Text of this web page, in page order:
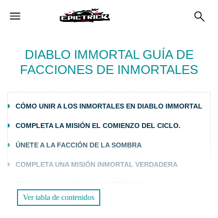
DIABLO IMMORTAL GUÍA DE
FACCIONES DE INMORTALES
CÓMO UNIR A LOS INMORTALES EN DIABLO IMMORTAL
COMPLETA LA MISIÓN EL COMIENZO DEL CICLO.
ÚNETE A LA FACCIÓN DE LA SOMBRA
COMPLETA UNA MISIÓN INMORTAL VERDADERA
BENEFICIOS DE UNIRSE A LOS INMORTALES EN DIABLO
Ver tabla de contenidos